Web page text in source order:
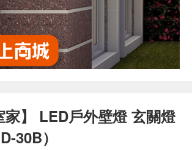
家】 LED戶外壁燈 玄關燈
30B）